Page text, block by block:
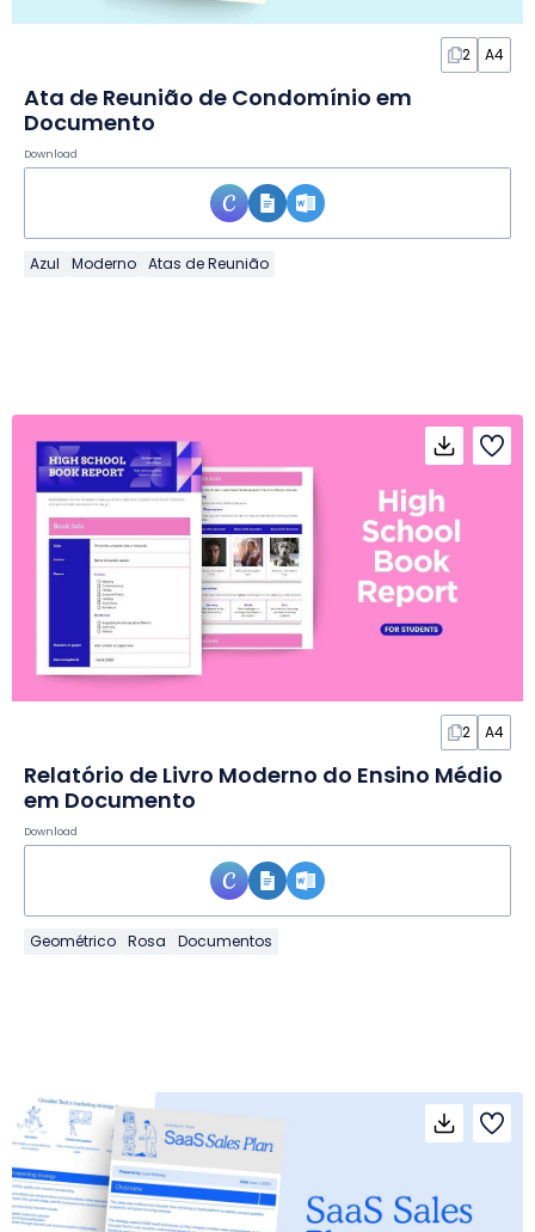
2 A4
Ata de Reunião de Condomínio em
Documento
Download
Azul Moderno Atas de Reunião
2 A4
Relatório de Livro Moderno do Ensino Médio
em Documento
Download
Geométrico Rosa Documentos